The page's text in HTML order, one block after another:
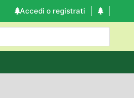
Accedi o registrati